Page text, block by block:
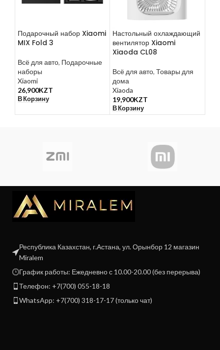
Подарочный набор Xiaomi
MIX Fold 3
Всё для авто, Подарочные
наборы
Xiaomi
26,900KZT
В Корзину
Настольный охлаждающий
вентилятор Xiaomi
Xiaoda CL08
Всё для авто, Товары для
дома
Xiaoda
19,900KZT
В Корзину
Республика Казахстан, г.Астана, ул. Орынбор 12 магазин
Miralem
График работы: Ежедневно с 10.00-20.00 (без перерыва)
Телефон: +7(700) 055-18-18
WhatsApp: +7(700) 318-17-17 (только чат)